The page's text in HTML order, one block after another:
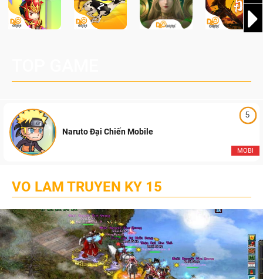
5
MOBI
Naruto Đại Chiến Mobile
VO LAM TRUYEN KY 15